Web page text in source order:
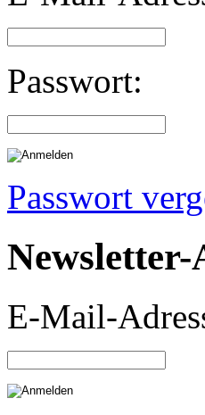
Passwort:
Passwort
E-Mail-